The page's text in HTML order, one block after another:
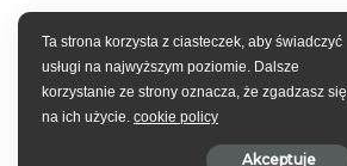
Ta strona korzysta z ciasteczek, aby świadczyć
usługi na najwyższym poziomie. Dalsze
korzystanie ze strony oznacza, że zgadzasz się
na ich użycie. cookie policy
Akceptuje